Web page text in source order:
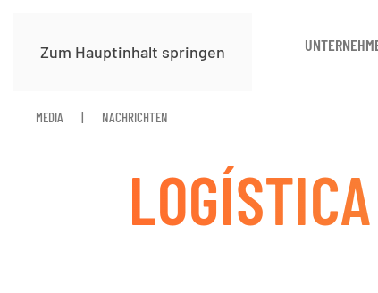
Zum Hauptinhalt springen
MEDIA NACHRICHTEN